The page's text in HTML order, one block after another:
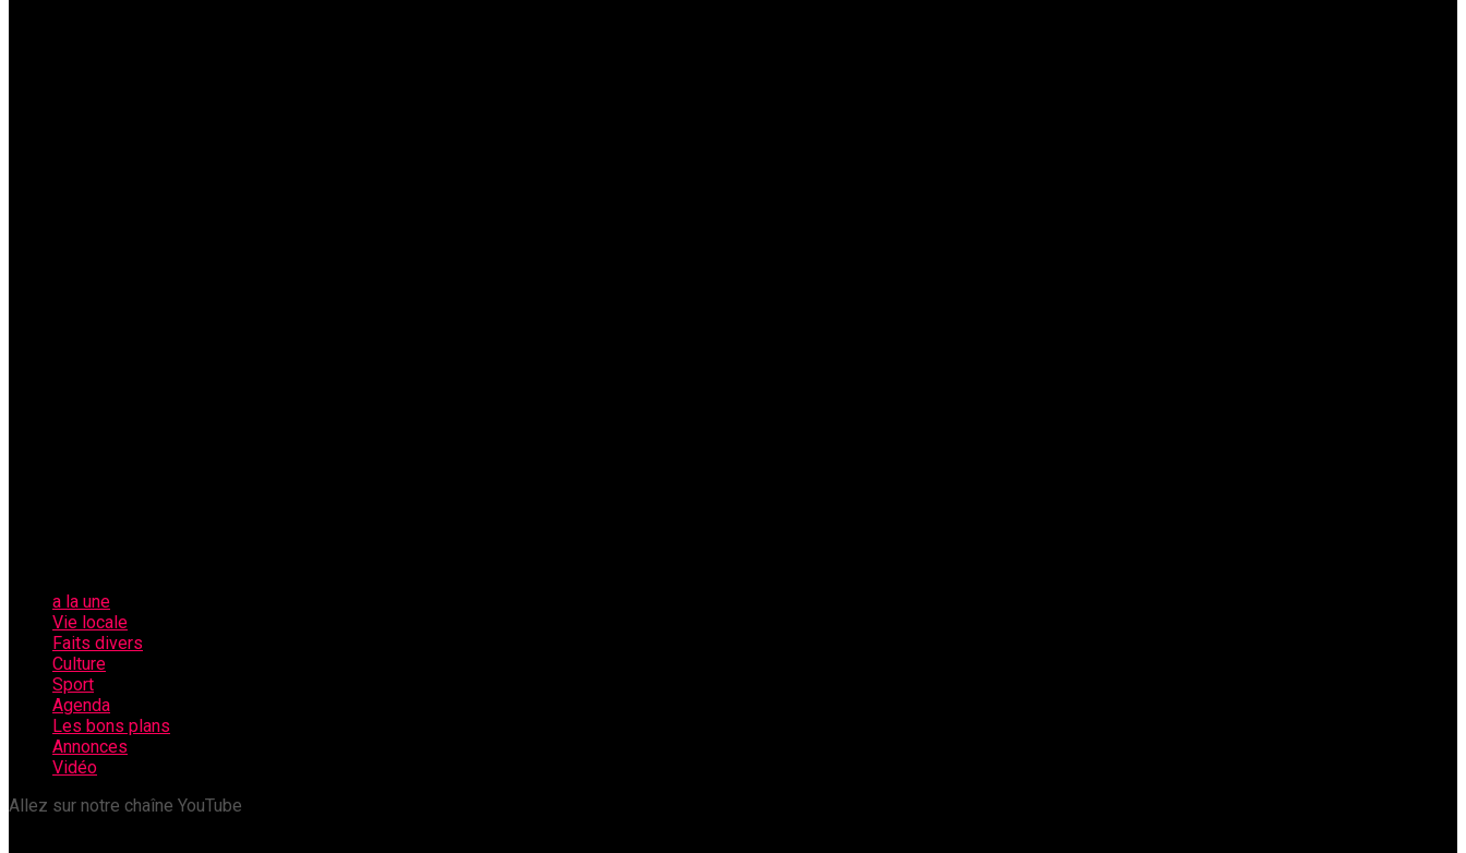
a la une
Vie locale
Faits divers
Culture
Sport
Agenda
Les bons plans
Annonces
Vidéo
Allez sur notre chaîne YouTube